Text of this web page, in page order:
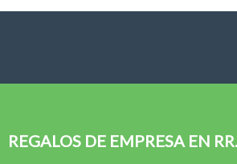
REGALOS DE EMPRESA EN